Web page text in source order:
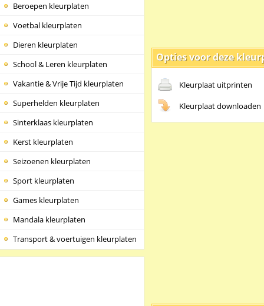
Beroepen kleurplaten
Voetbal kleurplaten
Dieren kleurplaten
School & Leren kleurplaten
Vakantie & Vrije Tijd kleurplaten
Superhelden kleurplaten
Sinterklaas kleurplaten
Kerst kleurplaten
Seizoenen kleurplaten
Sport kleurplaten
Games kleurplaten
Mandala kleurplaten
Transport & voertuigen kleurplaten
Opties voor deze
Kleurplaat uitprinten
Kleurplaat downloaden